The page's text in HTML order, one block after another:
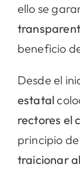
ello se
beneficio
Desde el
estatal
rectores el
principio de
traicionar